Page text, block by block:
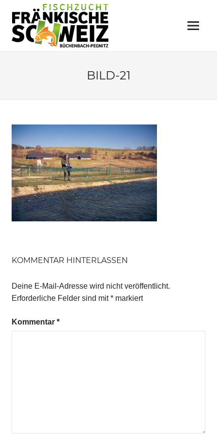
Inhalt
springen
FRÄNKISCHE
SCHWEIZ
Büchenbach
Menü
BILD-21
KOMMENTAR HINTERLASSEN
Deine E-Mail-Adresse wird nicht veröffentlicht.
Erforderliche Felder sind mit* markiert
Kommentar *